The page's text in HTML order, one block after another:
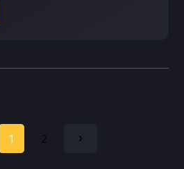
1 2